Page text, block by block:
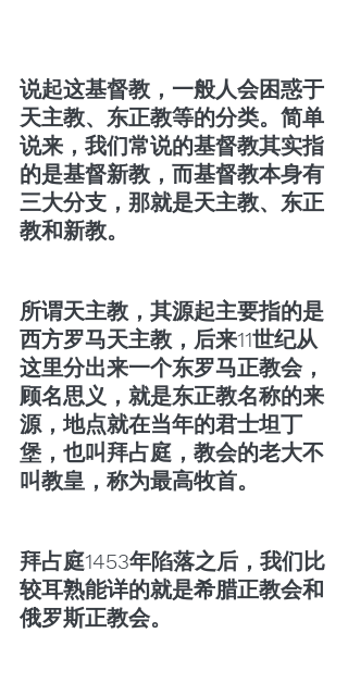
说起这基督教，一般人会困惑于
天主教、东正教等的分类。简单
说来，我们常说的基督教其实指
的是基督新教，而基督教本身有
三大分支，那就是天主教、东正
教和新教。
所谓天主教，其源起主要指的是
西方罗马天主教，后来11世纪从
这里分出来一个东罗马正教会，
顾名思义，就是东正教名称的来
源，地点就在当年的君士坦丁
堡，也叫拜占庭，教会的老大不
叫教皇，称为最高牧首。
拜占庭1453年陷落之后，我们比
较耳熟能详的就是希腊正教会和
俄罗斯正教会。